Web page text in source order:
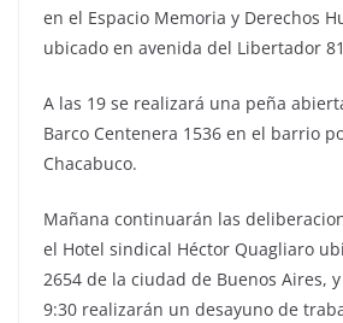
en el Espacio Memoria y Derechos
ubicado en avenida del Libertador
A las 19 se realizará una peña
Barco Centenera 1536 en el barrio
Chacabuco.
Mañana continuarán las
el Hotel sindical Héctor Quagliaro
2654 de la ciudad de Buenos Aires,
9:30 realizarán un desayuno de